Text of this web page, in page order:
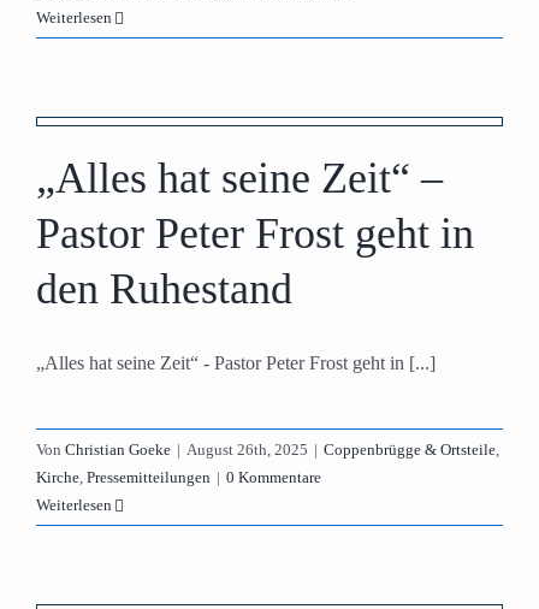
Weiterlesen
„Alles hat seine Zeit“ –
Pastor Peter Frost geht in
den Ruhestand
„Alles hat seine Zeit“ - Pastor Peter Frost geht in [...]
Von Christian Goeke | August 26th, 2025 | Coppenbrügge & Ortsteile,
Kirche, Pressemitteilungen | 0 Kommentare
Weiterlesen